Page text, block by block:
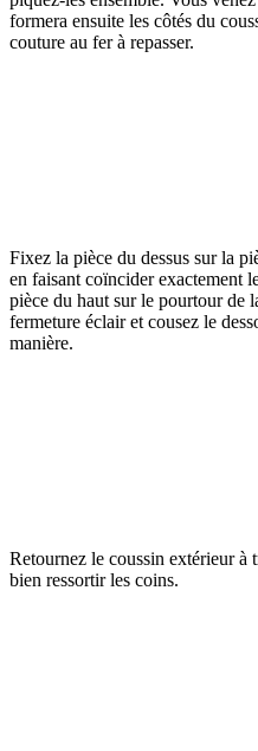
formera ensuite les côtés du
couture au fer à repasser.
Fixez la pièce du dessus sur la
en faisant coïncider exactement
pièce du haut sur le pourtour de
fermeture éclair et cousez le
manière.
Retournez le coussin extérieur à
bien ressortir les coins.